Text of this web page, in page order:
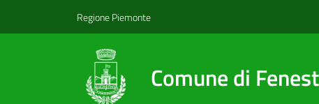
Regione Piemonte
Comune di